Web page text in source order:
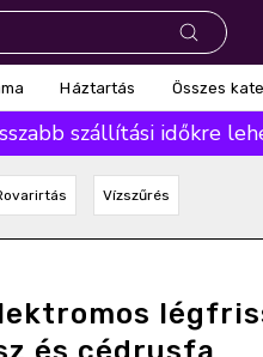
Háztartás Összes
szállítási időkre
Vízszűrés